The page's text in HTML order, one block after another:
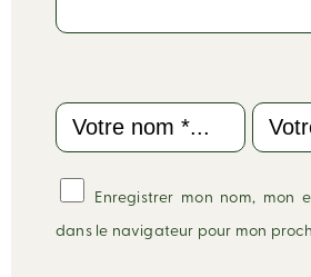
Enregistrer mon nom, mon
dans le navigateur pour mon